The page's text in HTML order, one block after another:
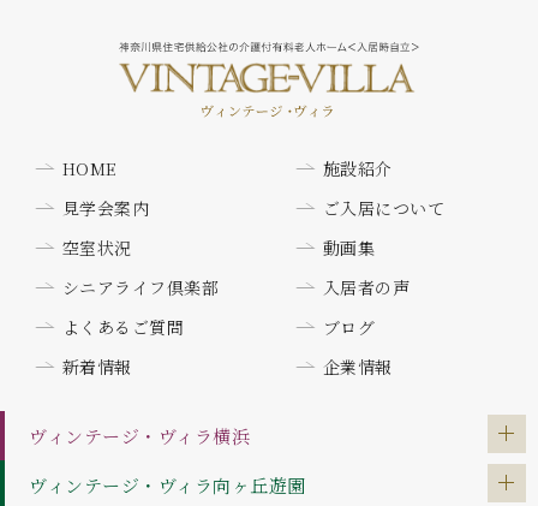
HOME
施設紹介
見学会案内
ご入居について
空室状況
動画集
シニアライフ倶楽部
入居者の声
よくあるご質問
ブログ
新着情報
企業情報
ヴィンテージ・ヴィラ横浜
ヴィンテージ・ヴィラ向ヶ丘遊園